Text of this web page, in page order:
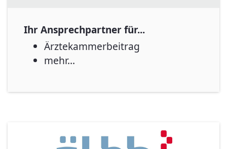
Ihr Ansprechpartner für...
Ärztekammerbeitrag
mehr...